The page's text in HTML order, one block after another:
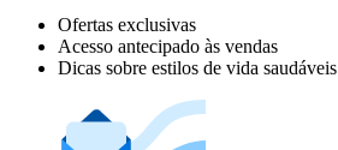
Ofertas exclusivas
Acesso antecipado às vendas
Dicas sobre estilos de vida saudáveis